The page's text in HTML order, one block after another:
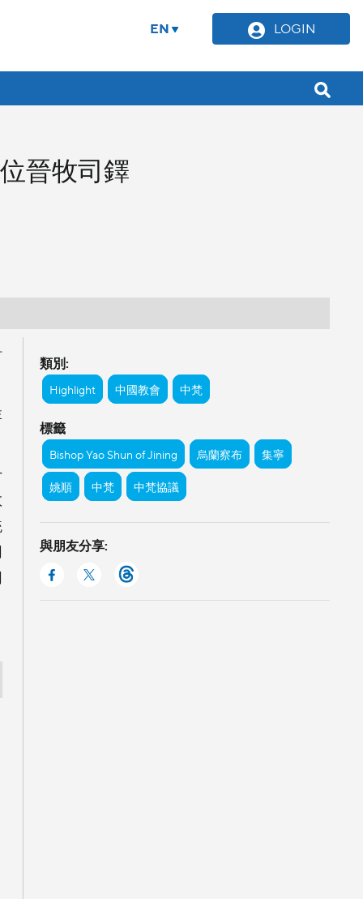
EN LOGIN
晉牧司鐸
類別:
Highlight 中國教會 中梵
標籤
Bishop Yao Shun of Jining 烏蘭察布 集寧
姚順 中梵 中梵協議
與朋友分享: